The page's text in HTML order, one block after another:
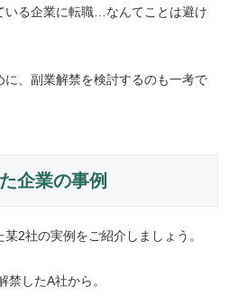
いる企業に転職…なんてことは避け
、副業解禁を検討するのも一考で
企業の事例
2社の実例をご紹介しましょう。
禁したA社から。